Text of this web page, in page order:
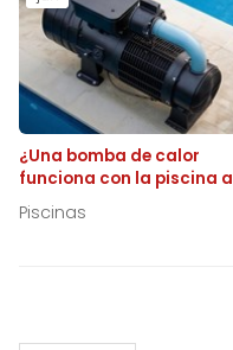
¿Una bomba de calor
funciona con la piscina a
pleno sol?
Piscinas